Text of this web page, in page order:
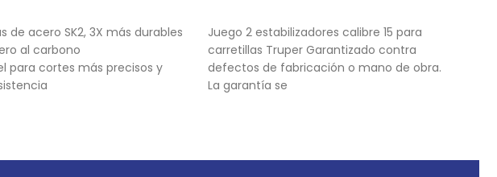
de acero SK2, 3X más durables
al carbono
para cortes más precisos y
Juego 2 estabilizadores calibre 15 para
carretillas Truper Garantizado contra
defectos de fabricación o mano de obra.
La garantía se